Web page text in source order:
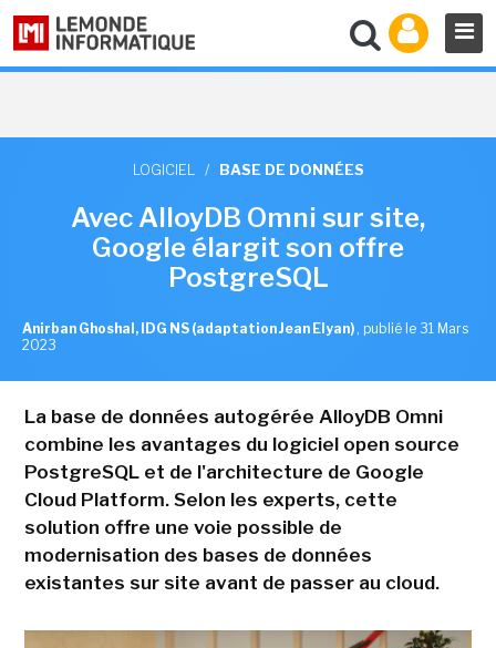
LOGICIEL / BASE DE DONNÉES
Avec AlloyDB Omni sur site,
Google élargit son offre
PostgreSQL
Anirban Ghoshal, IDG NS (adaptation Jean Elyan) , publié le 31 Mars
2023
La base de données autogérée AlloyDB Omni
combine les avantages du logiciel open source
PostgreSQL et de l'architecture de Google
Cloud Platform. Selon les experts, cette
solution offre une voie possible de
modernisation des bases de données
existantes sur site avant de passer au cloud.